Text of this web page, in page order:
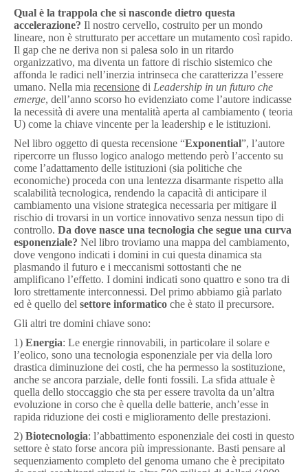
Qual è la trappola che si nasconde dietro questa
accelerazione? Il nostro cervello, costruito per un mondo
lineare, non è strutturato per accettare un mutamento così rapido.
Il gap che ne deriva non si palesa solo in un ritardo
organizzativo, ma diventa un fattore di rischio sistemico che
affonda le radici nell’inerzia intrinseca che caratterizza l’essere
umano. Nella mia recensione di Leadership in un futuro che
emerge, dell’anno scorso ho evidenziato come l’autore indicasse
la necessità di avere una mentalità aperta al cambiamento ( teoria
U) come la chiave vincente per la leadership e le istituzioni.
Nel libro oggetto di questa recensione “Exponential”, l’autore
ripercorre un flusso logico analogo mettendo però l’accento su
come l’adattamento delle istituzioni (sia politiche che
economiche) proceda con una lentezza disarmante rispetto alla
scalabilità tecnologica, rendendo la capacità di anticipare il
cambiamento una visione strategica necessaria per mitigare il
rischio di trovarsi in un vortice innovativo senza nessun tipo di
controllo. Da dove nasce una tecnologia che segue una curva
esponenziale? Nel libro troviamo una mappa del cambiamento,
dove vengono indicati i domini in cui questa dinamica sta
plasmando il futuro e i meccanismi sottostanti che ne
amplificano l’effetto. I domini indicati sono quattro e sono tra di
loro strettamente interconnessi. Del primo abbiamo già parlato
ed è quello del settore informatico che è stato il precursore.
Gli altri tre domini chiave sono:
1) Energia: Le energie rinnovabili, in particolare il solare e
l’eolico, sono una tecnologia esponenziale per via della loro
drastica diminuzione dei costi, che ha permesso la sostituzione,
anche se ancora parziale, delle fonti fossili. La sfida attuale è
quella dello stoccaggio che sta per essere travolta da un’altra
evoluzione in corso che è quella delle batterie, anch’esse in
rapida riduzione dei costi e miglioramento delle prestazioni.
2) Biotecnologia: l’abbattimento esponenziale dei costi in questo
settore è stato forse ancora più impressionante. Basti pensare al
sequenziamento completo del genoma umano che è precipitato